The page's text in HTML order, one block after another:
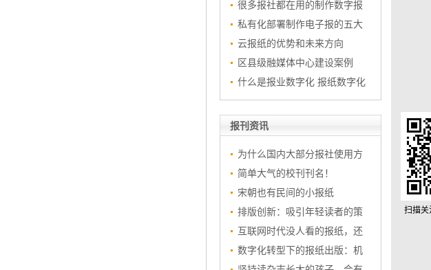
很多报社都在用的制作数字报
私有化部署制作电子报的五大
云报纸的优势和未来方向
区县级融媒体中心建设案例
什么是报业数字化 报纸数字化
报刊资讯
为什么国内大部分报社使用方
简单大气的校刊刊名！
宋朝也有民间的小报纸
排版创新：吸引年轻读者的策
互联网时代没人看的报纸，还
数字化转型下的报纸出版：机
扫描关